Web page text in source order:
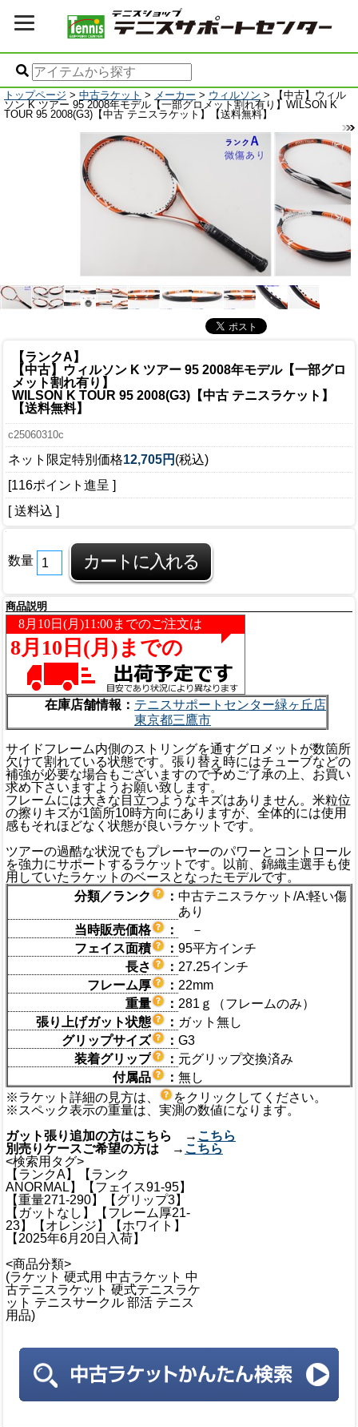
トップページ > 中古ラケット > メーカー > ウィルソン > 【中古】ウィル
ソン K ツアー 95 2008年モデル【一部グロメット割れ有り】WILSON K
TOUR 95 2008(G3)【中古 テニスラケット】【送料無料】
【ランクA】
【中古】ウィルソン K ツアー 95 2008年モデル【一部グロ
メット割れ有り】
WILSON K TOUR 95 2008(G3)【中古 テニスラケット】
【送料無料】
c25060310c
ネット限定特別価格12,705円 (税込)
[116ポイント進呈 ]
[ 送料込 ]
数量
商品説明
在庫店舗情報： テニスサポートセンター緑ヶ丘店
東京都三鷹市
サイドフレーム内側のストリングを通すグロメットが数箇所
欠けて割れている状態です。張り替え時にはチューブなどの
補強が必要な場合もございますので予めご了承の上、お買い
求め下さいますようお願い致します。
フレームには大きな目立つようなキズはありません。米粒位
の擦りキズが1箇所10時方向にありますが、全体的には使用
感もそれほどなく状態が良いラケットです。
ツアーの過酷な状況でもプレーヤーのパワーとコントロール
を強力にサポートするラケットです。以前、錦織圭選手も使
用していたラケットのベースとなったモデルです。
分類／ランク
： 中古テニスラケット/A:軽い傷
あり
当時販売価格
：
－
フェイス面積
： 95平方インチ
長さ
： 27.25インチ
フレーム厚
： 22mm
重量
： 281ｇ（フレームのみ）
張り上げガット状態
： ガット無し
グリップサイズ
： G3
装着グリップ
： 元グリップ交換済み
付属品
： 無し
※ラケット詳細の見方は、
をクリックしてください。
※スペック表示の重量は、実測の数値になります。
ガット張り追加の方はこちら → こちら
別売りケースご希望の方は → こちら
<検索用タグ>
【ランクA】【ランク
ANORMAL】【フェイス91-95】
【重量271-290】【グリップ3】
【ガットなし】【フレーム厚21-
23】【オレンジ】【ホワイト】
【2025年6月20日入荷】
<商品分類>
(ラケット 硬式用 中古ラケット 中
古テニスラケット 硬式テニスラケ
ット テニスサークル 部活 テニス
用品)